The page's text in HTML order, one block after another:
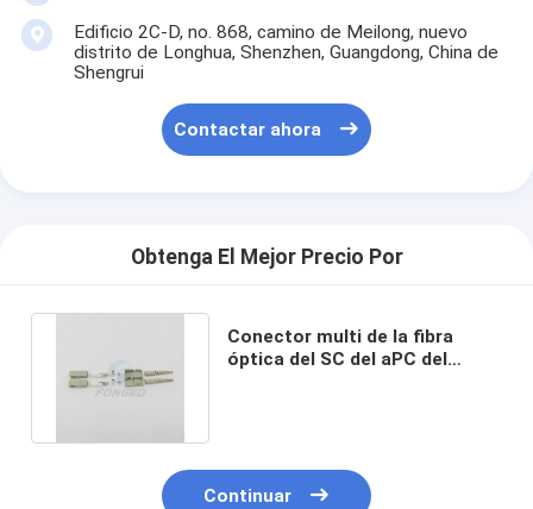
Edificio 2C-D, no. 868, camino de Meilong, nuevo
distrito de Longhua, Shenzhen, Guangdong, China de
Shengrui
Contactar ahora
Obtenga El Mejor Precio Por
Conector multi de la fibra
óptica del SC del aPC del
Continuar